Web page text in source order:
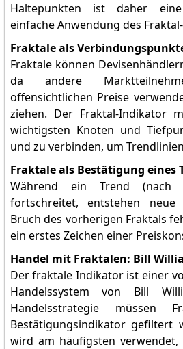
Haltepunkten ist daher
einfache Anwendung des
Fraktale als
Fraktale können
da andere
offensichtlichen Preise
ziehen. Der Fraktal-Indikator
wichtigsten Knoten und
und zu verbinden, um
Fraktale als Bestätigung eines
Während ein Trend
fortschreitet, entstehen
Bruch des vorherigen Fraktals
ein erstes Zeichen einer
Handel mit Fraktalen: Bill
Der fraktale Indikator ist einer
Handelssystem von Bill
Handelsstrategie müssen
Bestätigungsindikator gefiltert
wird am häufigsten